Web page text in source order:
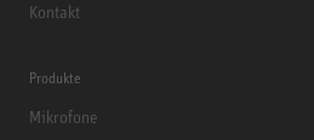
Kontakt
Produkte
Mikrofone